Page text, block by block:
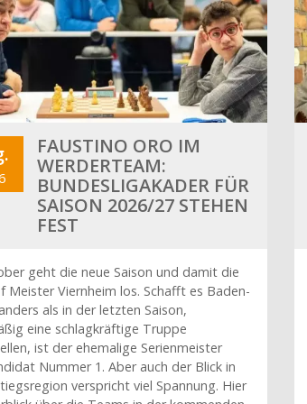
FAUSTINO ORO IM
WERDERTEAM:
BUNDESLIGAKADER FÜR
SAISON 2026/27 STEHEN
FEST
geht die neue Saison und damit die
Meister Viernheim los. Schafft es Baden-
als in der letzten Saison,
eine schlagkräftige Truppe
ist der ehemalige Serienmeister
Nummer 1. Aber auch der Blick in
verspricht viel Spannung. Hier